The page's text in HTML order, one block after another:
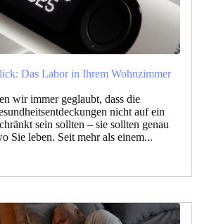
Das Labor in Ihrem Wohnzimmer
wir immer geglaubt, dass die
nicht auf ein
sein sollten – sie sollten genau
Sie leben. Seit mehr als einem...